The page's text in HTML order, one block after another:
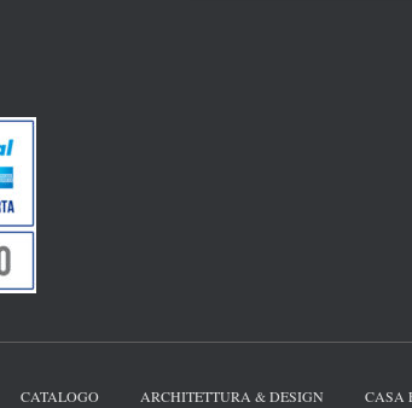
CATALOGO ARCHITETTURA & DESIGN CASA